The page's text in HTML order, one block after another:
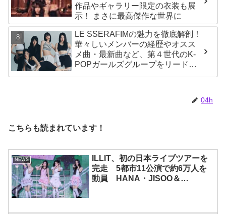
作品やギャラリー限定の衣装も展
示！ まさに最高傑作な世界に
LE SSERAFIMの魅力を徹底解剖！
華々しいメンバーの経歴やオスス
メ曲・最新曲など、第４世代のK-
POPガールズグループをリードす
04h
こちらも読まれています！
NEWS
ILLIT、初の日本ライブツアーを
完走 5都市11公演で約6万人を
動員 HANA・JISOO＆